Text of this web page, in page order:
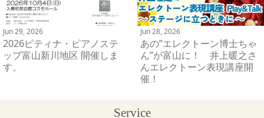
Jun 29, 2026
2026ピティナ・ピアノステ
ップ富山新川地区 開催しま
す。
Jun 28, 2026
あの”エレクトーン博士ちゃ
ん”が富山に！ 井上暖之さ
んエレクトーン表現講座開
催！
Service